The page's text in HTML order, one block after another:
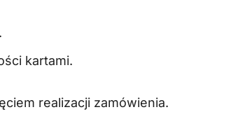
kartami.
realizacji zamówienia.